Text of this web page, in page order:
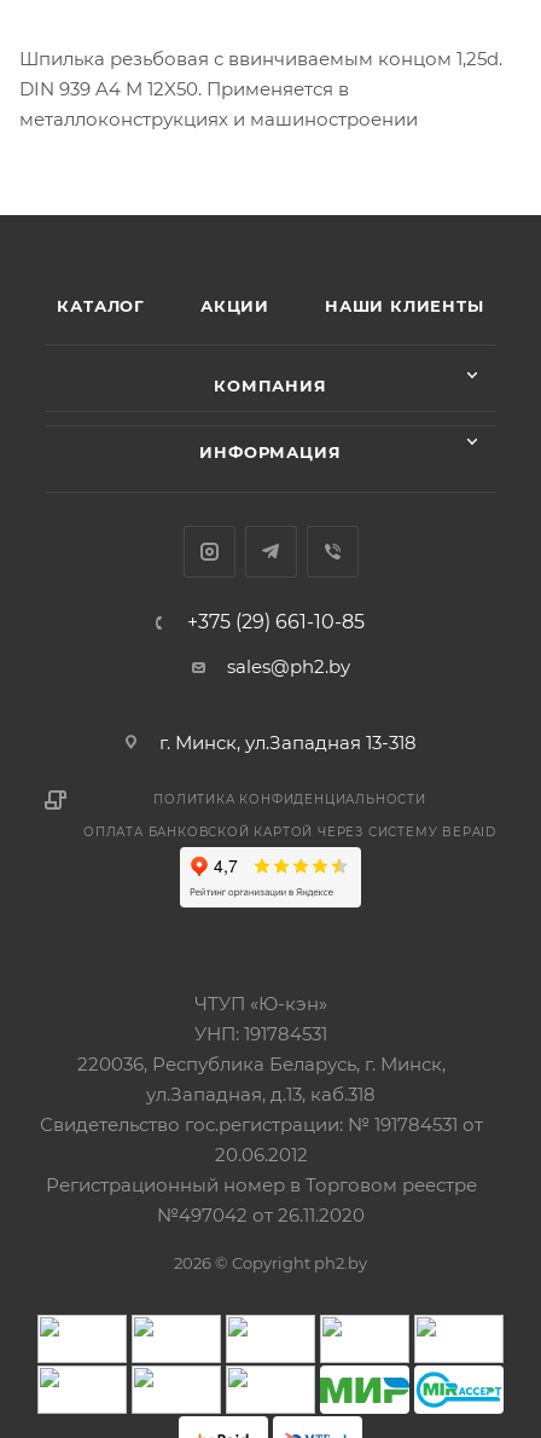
Шпилька резьбовая с ввинчиваемым концом 1,25d.
DIN 939 A4 M 12X50. Применяется в
металлоконструкциях и машиностроении
КАТАЛОГ АКЦИИ НАШИ КЛИЕНТЫ
КОМПАНИЯ
ИНФОРМАЦИЯ
+375 (29) 661-10-85
sales@ph2.by
г. Минск, ул.Западная 13-318
ПОЛИТИКА КОНФИДЕНЦИАЛЬНОСТИ
ОПЛАТА БАНКОВСКОЙ КАРТОЙ ЧЕРЕЗ СИСТЕМУ BEPAID
ЧТУП «Ю-кэн»
УНП: 191784531
220036, Республика Беларусь, г. Минск,
ул.Западная, д.13, каб.318
Свидетельство гос.регистрации: № 191784531 от
20.06.2012
Регистрационный номер в Торговом реестре
№497042 от 26.11.2020
2026 © Copyright ph2.by